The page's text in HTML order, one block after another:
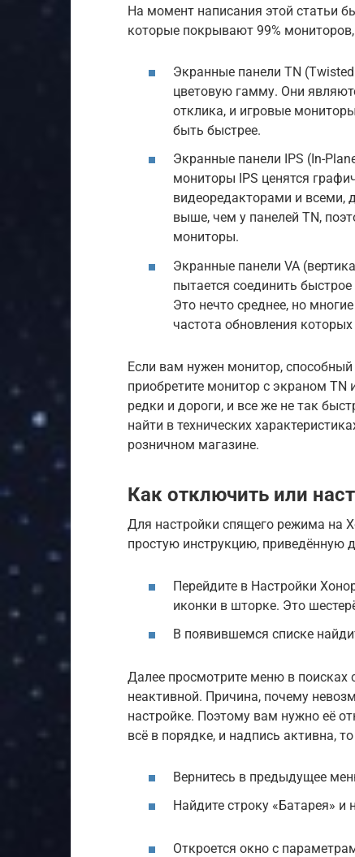
На момент написания этой статьи
которые покрывают 99%
Экранные панели TN
цветовую гамму. Они
отклика, и игровые
быть быстрее.
Экранные панели IPS (In-
мониторы IPS ценятся
видеоредакторами и всеми,
выше, чем у панелей TN,
мониторы.
Экранные панели VA
пытается соединить
Это нечто среднее, но
частота обновления
Если вам нужен монитор,
приобретите монитор с экраном
редки и дороги, и все же не так
найти в технических
розничном магазине.
Как отключить или
Для настройки спящего режима на
простую инструкцию, приведённую
Перейдите в Настройки
иконки в шторке. Это
В появившемся списке
Далее просмотрите меню в
неактивной. Причина, почему
настройке. Поэтому вам нужно её
всё в порядке, и надпись активна,
Вернитесь в предыдущее
Найдите строку «Батарея» и
Откроется окно с